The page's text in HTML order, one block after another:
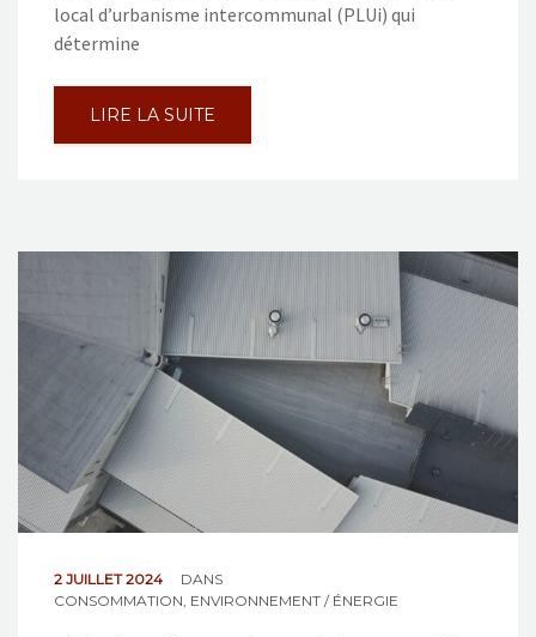
local d’urbanisme intercommunal (PLUi) qui
détermine
LIRE LA SUITE
2 JUILLET 2024
DANS
CONSOMMATION, ENVIRONNEMENT / ÉNERGIE